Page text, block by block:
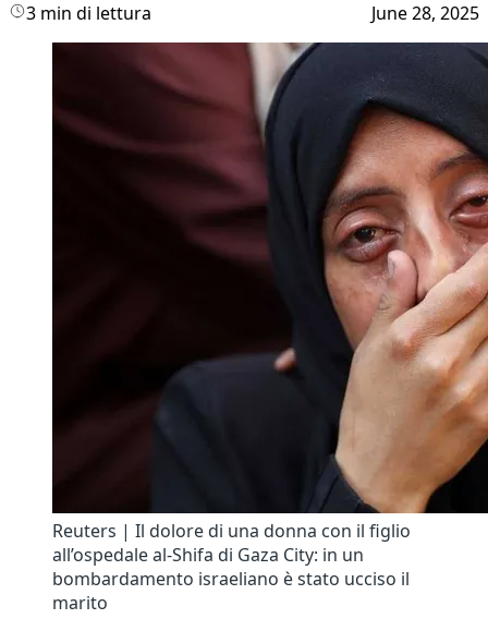
3 min di lettura June 28, 2025
Reuters | Il dolore di una donna con il figlio
all’ospedale al-Shifa di Gaza City: in un
bombardamento israeliano è stato ucciso il
marito